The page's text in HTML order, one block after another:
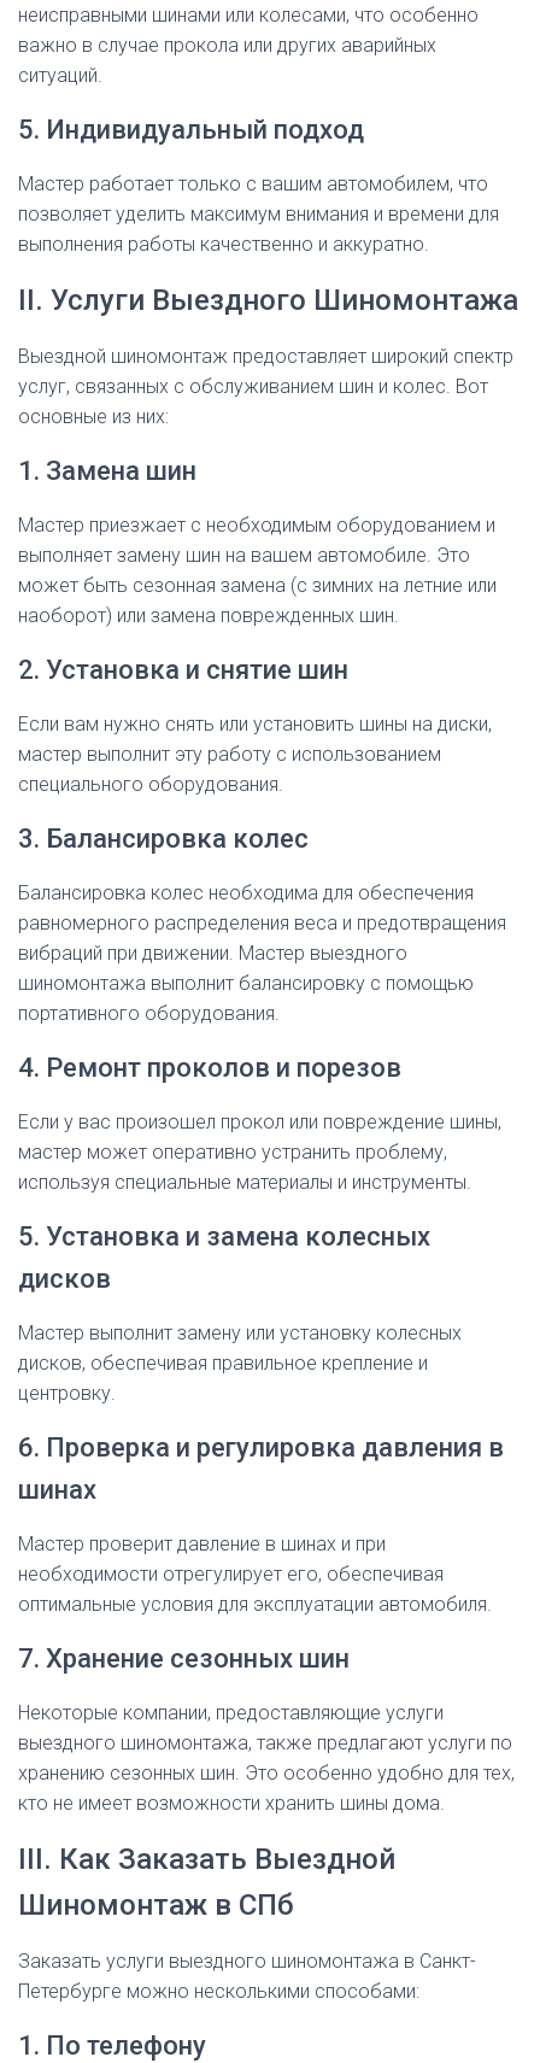
неисправными шинами или колесами, что особенно
важно в случае прокола или других аварийных
ситуаций.
5. Индивидуальный подход
Мастер работает только с вашим автомобилем, что
позволяет уделить максимум внимания и времени для
выполнения работы качественно и аккуратно.
II. Услуги Выездного Шиномонтажа
Выездной шиномонтаж предоставляет широкий спектр
услуг, связанных с обслуживанием шин и колес. Вот
основные из них:
1. Замена шин
Мастер приезжает с необходимым оборудованием и
выполняет замену шин на вашем автомобиле. Это
может быть сезонная замена (с зимних на летние или
наоборот) или замена поврежденных шин.
2. Установка и снятие шин
Если вам нужно снять или установить шины на диски,
мастер выполнит эту работу с использованием
специального оборудования.
3. Балансировка колес
Балансировка колес необходима для обеспечения
равномерного распределения веса и предотвращения
вибраций при движении. Мастер выездного
шиномонтажа выполнит балансировку с помощью
портативного оборудования.
4. Ремонт проколов и порезов
Если у вас произошел прокол или повреждение шины,
мастер может оперативно устранить проблему,
используя специальные материалы и инструменты.
5. Установка и замена колесных
дисков
Мастер выполнит замену или установку колесных
дисков, обеспечивая правильное крепление и
центровку.
6. Проверка и регулировка давления в
шинах
Мастер проверит давление в шинах и при
необходимости отрегулирует его, обеспечивая
оптимальные условия для эксплуатации автомобиля.
7. Хранение сезонных шин
Некоторые компании, предоставляющие услуги
выездного шиномонтажа, также предлагают услуги по
хранению сезонных шин. Это особенно удобно для тех,
кто не имеет возможности хранить шины дома.
III. Как Заказать Выездной
Шиномонтаж в СПб
Заказать услуги выездного шиномонтажа в Санкт-
Петербурге можно несколькими способами:
1. По телефону